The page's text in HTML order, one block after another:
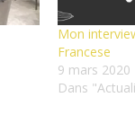
Mon
Francese
9 mars 2020
Dans